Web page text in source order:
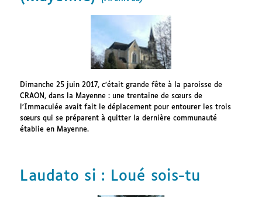
Dimanche 25 juin 2017, c’était grande fête à la paroisse de
CRAON, dans la Mayenne : une trentaine de sœurs de
l’Immaculée avait fait le déplacement pour entourer les trois
sœurs qui se préparent à quitter la dernière communauté
établie en Mayenne.
Laudato si : Loué sois-tu